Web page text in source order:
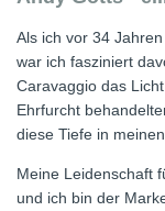
Als ich vor 34
war ich fasziniert
Caravaggio das
Ehrfurcht
diese Tiefe in
Meine Leidenschaft
und ich bin der